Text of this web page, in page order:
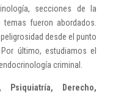
secciones de la
fueron abordados.
desde el punto
último, estudiamos el
criminal.
Psiquiatría, Derecho,